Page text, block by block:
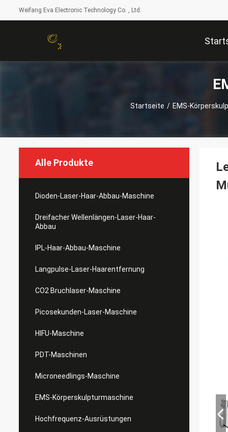
Weifang Eva Electronic Technology Co. , Ltd.
Startseite / EMS-
Alle Produkte
Dioden-Laser-Haar-Abbau-Maschine
Dreifacher Wellenlängen-Laser-Haar-
Abbau
IPL-Haar-Abbau-Maschine
Langpulse-Laser-Haarentfernung
CO2 Bruchlaser-Maschine
Picosekunden-Laser-Maschine
HIFU-Maschine
PDT-Maschinen
Microneedlings-Maschine
EMS-Körperskulpturmaschine
Hochfrequenz-Ausrüstungen